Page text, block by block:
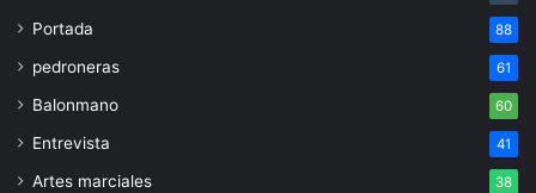
Portada 88
pedroneras 61
Balonmano 60
Entrevista 41
Artes marciales 38